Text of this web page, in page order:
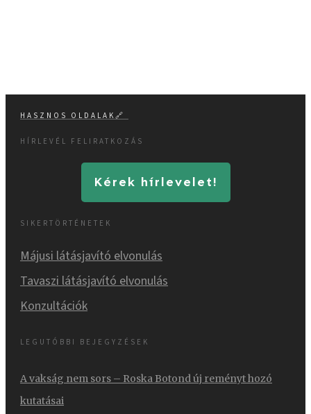
LEGUTÓBBI BEJEGYZÉSEK
A vakság nem sors – Roska Botond új reményt hozó
kutatásai
SIKERTÖRTÉNETEK
Májusi látásjavító elvonulás
Tavaszi látásjavító elvonulás
Konzultációk
HASZNOS OLDALAK🔗
HÍRLEVÉL FELIRATKOZÁS
Kérek hírlevelet!